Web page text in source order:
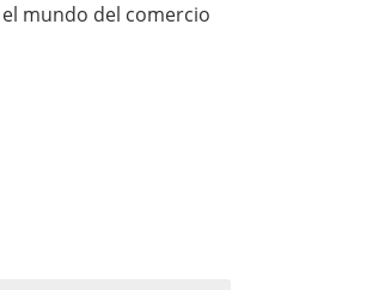
mundo del comercio